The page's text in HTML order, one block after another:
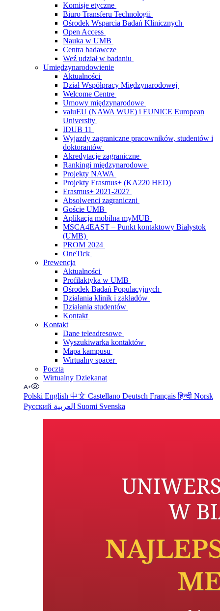
Komisje etyczne
Biuro Transferu Technologii
Ośrodek Wsparcia Badań Klinicznych
Open Access
Nauka w UMB
Centra badawcze
Weź udział w badaniu
Umiędzynarodowienie
Aktualności
Dział Współpracy Międzynarodowej
Welcome Centre
Umowy międzynarodowe
valuEU (NAWA WUE) i EUNICE European
University
IDUB 11
Wyjazdy zagraniczne pracowników, studentów i
doktorantów
Akredytacje zagraniczne
Rankingi międzynarodowe
Projekty NAWA
Projekty Erasmus+ (KA220 HED)
Erasmus+ 2021-2027
Absolwenci zagraniczni
Goście UMB
Aplikacja mobilna myMUB
MSCA4EAST – Punkt kontaktowy Białystok
(UMB)
PROM 2024
OneTick
Prewencja
Aktualności
Profilaktyka w UMB
Ośrodek Badań Populacyjnych
Działania klinik i zakładów
Działania studentów
Kontakt
Kontakt
Dane teleadresowe
Wyszukiwarka kontaktów
Mapa kampusu
Wirtualny spacer
Poczta
Wirtualny Dziekanat
Polski English 中文 Castellano Deutsch Françaisहिन्दी Norsk
Русский
Suomi Svenska